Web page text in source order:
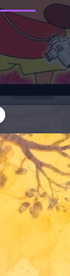
https://manhua.edu.vn/hinh-anh-cu-shin-cute